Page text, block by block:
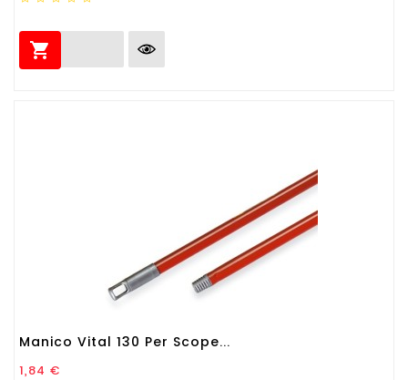

Manico Vital 130 Per Scope...
Prezzo
1,84 €